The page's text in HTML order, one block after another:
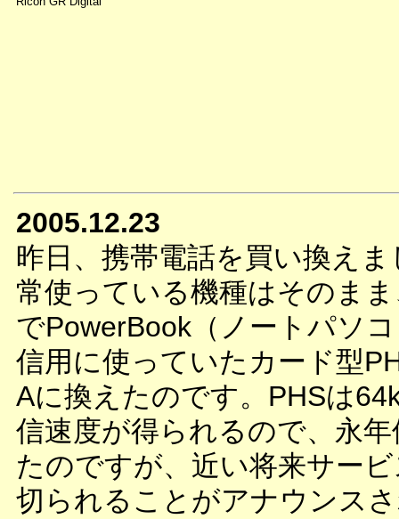
2005.12.23
昨日、携帯電話を買い換え
常使っている機種はそのま
でPowerBook（ノートパソ
信用に使っていたカード型
Aに換えたのです。PHSは
信速度が得られるので、永
たのですが、近い将来サー
切られることがアナウンス